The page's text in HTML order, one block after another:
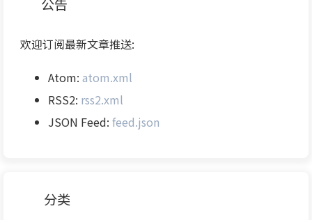
公告
欢迎订阅最新文章推送:
Atom: atom.xml
RSS2: rss2.xml
JSON Feed: feed.json
分类